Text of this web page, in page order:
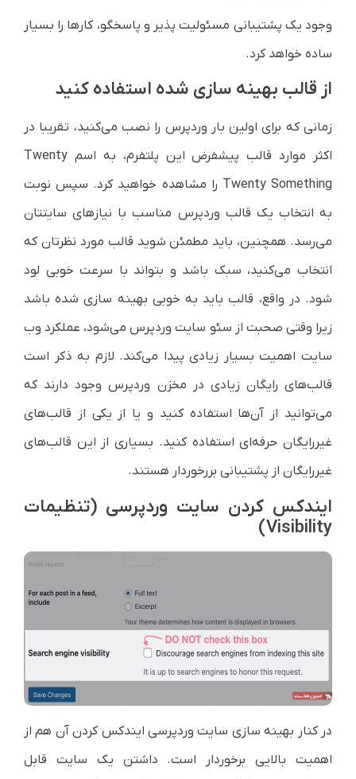
وجود یک پشتیبانی مسئولیت پذیر و پاسخگو، کارها را بسیار
ساده خواهد کرد.
از قالب بهینه سازی شده استفاده کنید
زمانی که برای اولین بار وردپرس را نصب می‌کنید، تقریبا در
اکثر موارد قالب پیشفرض این پلتفرم، به اسم Twenty
Twenty Something را مشاهده خواهید کرد. سپس نوبت
به انتخاب یک قالب وردپرس مناسب با نیازهای سایتتان
می‌رسد. همچنین، باید مطمئن شوید قالب مورد نظرتان که
انتخاب می‌کنید، سبک باشد و بتواند با سرعت خوبی لود
شود. در واقع، قالب باید به خوبی بهینه سازی شده باشد
زیرا وقتی صحبت از سئو سایت وردپرس می‌شود، عملکرد وب
سایت اهمیت بسیار زیادی پیدا می‌کند. لازم به ذکر است
قالب‌های رایگان زیادی در مخزن وردپرس وجود دارند که
می‌توانید از آن‌ها استفاده کنید و یا از یکی از قالب‌های
غیررایگان حرفه‌ای استفاده کنید. بسیاری از این قالب‌های
غیررایگان از پشتیبانی بررخوردار هستند.
ایندکس کردن سایت وردپرسی (تنظیمات
Visibility)
در کنار بهینه سازی سایت وردپرسی ایندکس کردن آن هم از
اهمیت بالایی برخوردار است. داشتن یک سایت قابل